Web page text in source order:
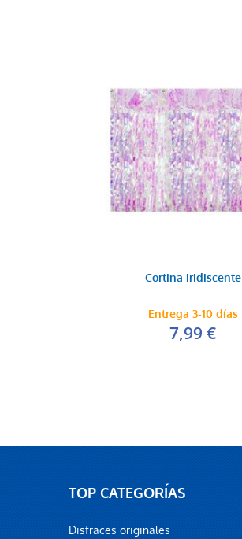
Cortina iridiscente
Entrega 3-10 días
7,99 €
TOP CATEGORÍAS
Disfraces originales